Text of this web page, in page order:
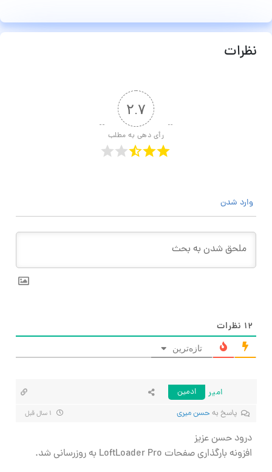
نظرات
۲.۷
رأی دهی به مطلب
وارد شدن
۱۲ نظرات
تازه‌ترین
امیر
ادمین
پاسخ به حسن میری
درود حسن عزیز
افزونه بارگذاری صفحات LoftLoader Pro به روزرسانی شد.